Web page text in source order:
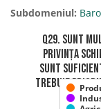
Subdomeniul:
Q29. Sunt
privința
sunt
trebuie